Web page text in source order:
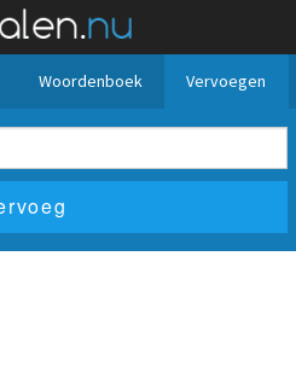
Woordenboek Vervoegen